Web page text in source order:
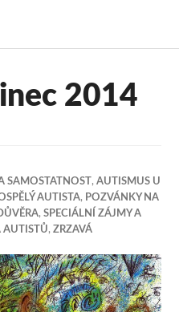
2014
SAMOSTATNOST,AUTISMUS U
AUTISTA, POZVÁNKY NA
,SPECIÁLNÍ ZÁJMY A
AUTISTŮ,ZRZAVÁ